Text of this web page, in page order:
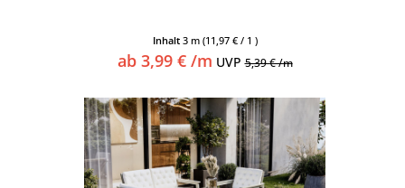
Inhalt 3 m (11,97 € / 1 )
ab 3,99 € /m UVP5,39 € /m